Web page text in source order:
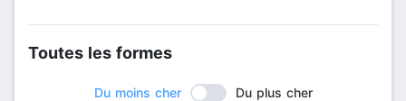
Toutes les formes
Du moins cher Du plus cher